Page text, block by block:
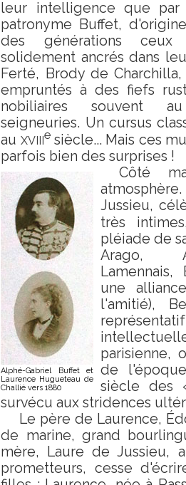
leur intelligence que par
patronyme Buffet,
des générations ceux
solidement ancrés dans
Ferté, Brody de
empruntés à des fiefs
nobiliaires souvent
seigneuries. Un cursus
au xviiiesiècle... Mais ces
parfois bien des surprises !
Alphé-Gabriel Buffet et
Laurence Hugueteau de
Challié vers 1880
Côté
Jussieu,
très
pléiade de
Arago,
une
l'amitié),
parisienne,
de
siècle des
survécu aux stridences
Le père de Laurence,
de marine, grand
mère, Laure de Jussieu,
prometteurs, cesse